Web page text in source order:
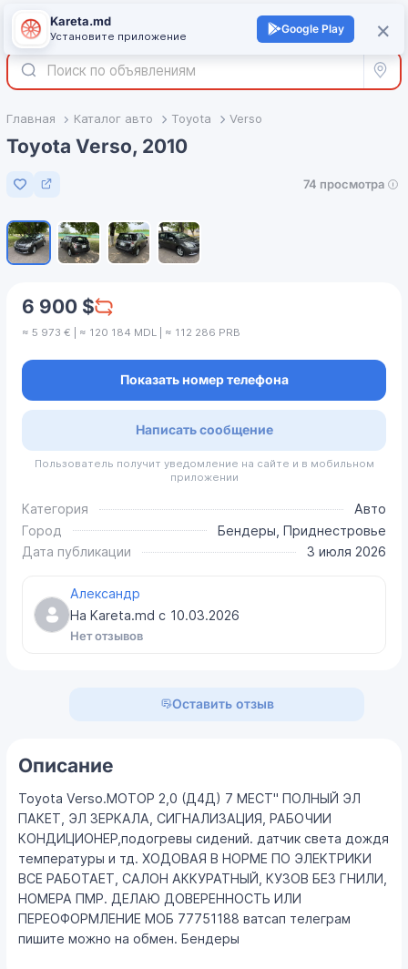
Войти +
Все
Главная Каталог авто Toyota Verso
Toyota Verso, 2010
Добавить в избранное
74 просмотра
6 900 $
≈ 5 973 € | ≈ 120 184 MDL | ≈ 112 286 PRB
Показать номер телефона
Написать сообщение
Пользователь получит уведомление на сайте и в мобильном
приложении
Категория
Авто
Город
Бендеры, Приднестровье
Дата публикации
3 июля 2026
Александр
На Kareta.md с 10.03.2026
Нет отзывов
Оставить отзыв
Описание
Toyota Verso.МОТОР 2,0 (Д4Д) 7 МЕСТ" ПОЛНЫЙ ЭЛ
ПАКЕТ, ЭЛ ЗЕРКАЛА, СИГНАЛИЗАЦИЯ, РАБОЧИИ
КОНДИЦИОНЕР,подогревы сидений. датчик света дождя
температуры и тд. ХОДОВАЯ В НОРМЕ ПО ЭЛЕКТРИКИ
ВСЕ РАБОТАЕТ, САЛОН АККУРАТНЫЙ, КУЗОВ БЕЗ ГНИЛИ,
НОМЕРА ПМР. ДЕЛАЮ ДОВЕРЕННОСТЬ ИЛИ
ПЕРЕОФОРМЛЕНИЕ МОБ 77751188 ватсап телеграм
пишите можно на обмен. Бендеры
×
Kareta.md
Установите приложение
Google Play